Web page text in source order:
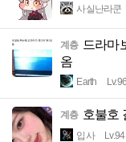
사실난라쿤
계층 드라마
옴
Earth Lv.96
계층 호불호
입사 Lv.94